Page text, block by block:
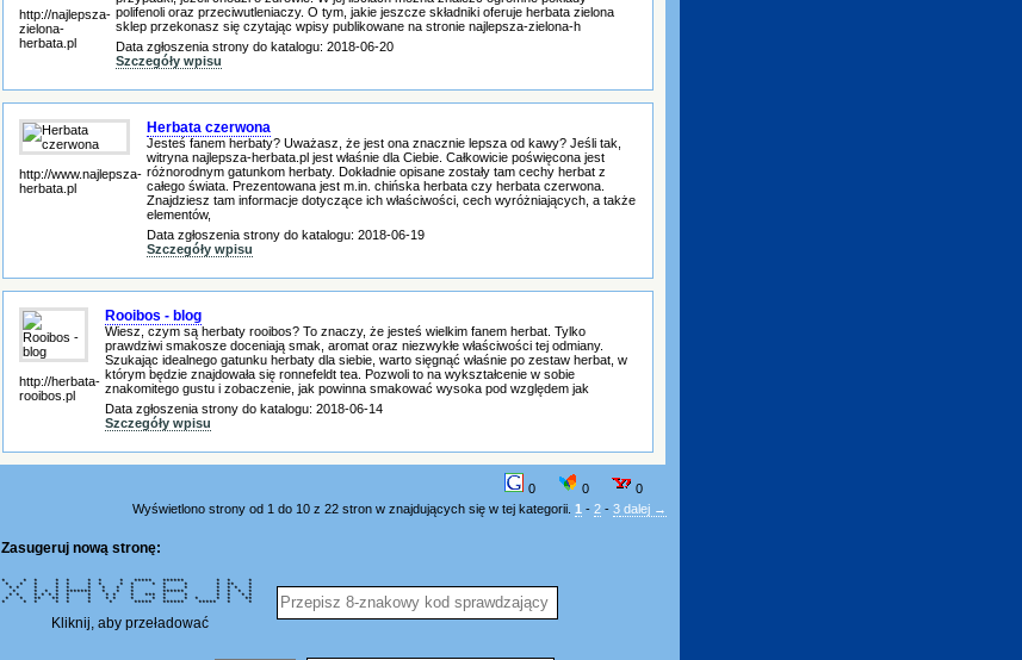
http://najlepsza-
zielona-
herbata.pl
polifenoli oraz przeciwutleniaczy. O tym, jakie jeszcze składniki oferuje herbata zielona
sklep przekonasz się czytając wpisy publikowane na stronie najlepsza-zielona-h
Data zgłoszenia strony do katalogu: 2018-06-20
Szczegóły wpisu
http://www.najlepsza-
herbata.pl
Herbata czerwona
Jesteś fanem herbaty? Uważasz, że jest ona znacznie lepsza od kawy? Jeśli tak,
witryna najlepsza-herbata.pl jest właśnie dla Ciebie. Całkowicie poświęcona jest
różnorodnym gatunkom herbaty. Dokładnie opisane zostały tam cechy herbat z
całego świata. Prezentowana jest m.in. chińska herbata czy herbata czerwona.
Znajdziesz tam informacje dotyczące ich właściwości, cech wyróżniających, a także
elementów,
Data zgłoszenia strony do katalogu: 2018-06-19
Szczegóły wpisu
http://herbata-
rooibos.pl
Rooibos - blog
Wiesz, czym są herbaty rooibos? To znaczy, że jesteś wielkim fanem herbat. Tylko
prawdziwi smakosze doceniają smak, aromat oraz niezwykłe właściwości tej odmiany.
Szukając idealnego gatunku herbaty dla siebie, warto sięgnąć właśnie po zestaw herbat, w
którym będzie znajdowała się ronnefeldt tea. Pozwoli to na wykształcenie w sobie
znakomitego gustu i zobaczenie, jak powinna smakować wysoka pod względem jak
Data zgłoszenia strony do katalogu: 2018-06-14
Szczegóły wpisu
0 0
0
Wyświetlono strony od 1 do 10 z 22 stron w znajdujących się w tej kategorii. 1 - 2 - 3 dalej →
Zasugeruj nową stronę:
* * * * * * * * ***** ****** * * *
* * * * * * * * * * * * * ** *
* * * * * * * * * * * * * * *
* * * * ******* * * * ****** * * * *
* * * * * * * * * * * *** * * * * * *
* * ** ** * * * * * * * * * * * **
* * * * * * * ***** ****** ***** * *
Kliknij, aby przeładować